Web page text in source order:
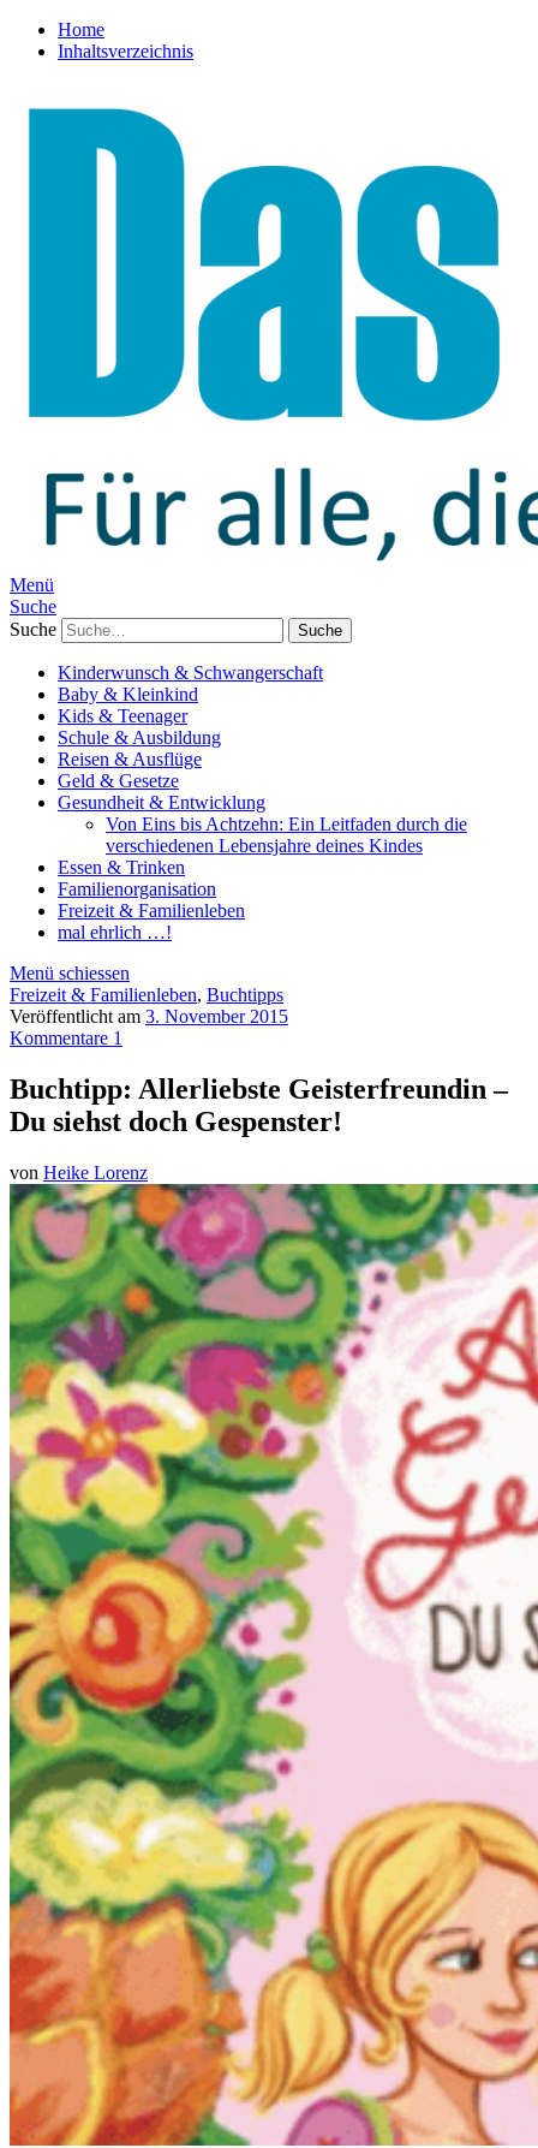
Home
Inhaltsverzeichnis
Menü
Suche
Suche
Kinderwunsch & Schwangerschaft
Baby & Kleinkind
Kids & Teenager
Schule & Ausbildung
Reisen & Ausflüge
Geld & Gesetze
Gesundheit & Entwicklung
Von Eins bis Achtzehn: Ein Leitfaden durch die
verschiedenen Lebensjahre deines Kindes
Essen & Trinken
Familienorganisation
Freizeit & Familienleben
mal ehrlich …!
Menü schiessen
Freizeit & Familienleben, Buchtipps
Veröffentlicht am 3. November 2015
Kommentare 1
Buchtipp: Allerliebste Geisterfreundin –
Du siehst doch Gespenster!
von Heike Lorenz